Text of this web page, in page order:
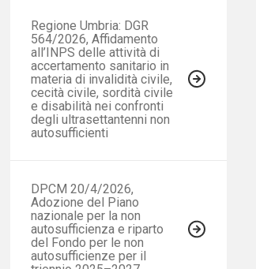
Regione Umbria: DGR
564/2026, Affidamento
all’INPS delle attività di
accertamento sanitario in
materia di invalidità civile,
cecità civile, sordità civile
e disabilità nei confronti
degli ultrasettantenni non
autosufficienti
DPCM 20/4/2026,
Adozione del Piano
nazionale per la non
autosufficienza e riparto
del Fondo per le non
autosufficienze per il